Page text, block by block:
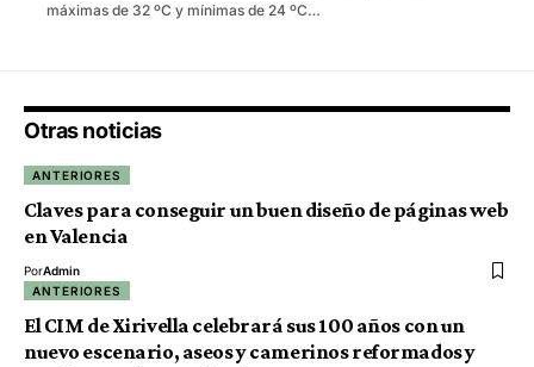
máximas de 32 ºC y mínimas de 24 ºC…
Otras noticias
ANTERIORES
Claves para conseguir un buen diseño de páginas web
en Valencia
PorAdmin
ANTERIORES
El CIM de Xirivella celebrará sus 100 años con un
nuevo escenario, aseos y camerinos reformados y